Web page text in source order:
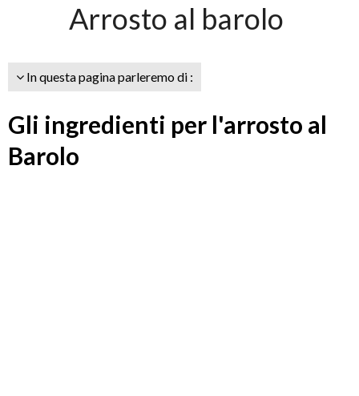
Arrosto al barolo
In questa pagina parleremo di :
Gli ingredienti per l'arrosto al
Barolo